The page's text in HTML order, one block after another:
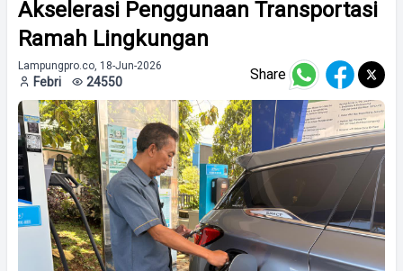
Akselerasi Penggunaan Transportasi
Ramah Lingkungan
Lampungpro.co, 18-Jun-2026
Febri 24550 Share